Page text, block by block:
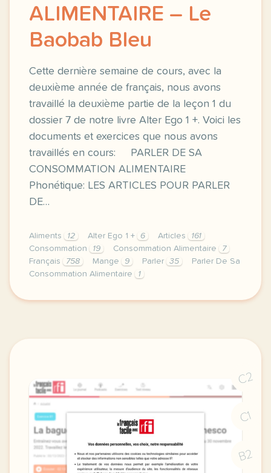
ALIMENTAIRE – Le
Baobab Bleu
Cette dernière semaine de cours, avec la
deuxième année de français, nous avons
travaillé la deuxième partie de la leçon 1 du
dossier 7 de notre livre Alter Ego 1 +. Voici les
documents et exercices que nous avons
travaillés en cours: PARLER DE SA
CONSOMMATION ALIMENTAIRE
Phonétique: LES ARTICLES POUR PARLER
DE…
Aliments 12 Alter Ego 1 + 6 Articles
161
Consommation
19 Consommation Alimentaire
7
Français
758 Mange 9 Parler 35
Parler De Sa
Consommation Alimentaire
1
image ariane blogspirit comcette derniere
C2
C1
B2